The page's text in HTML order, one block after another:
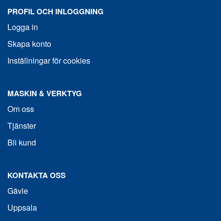
PROFIL OCH INLOGGNING
Logga in
Skapa konto
Inställningar för cookies
MASKIN & VERKTYG
Om oss
Tjänster
Bli kund
KONTAKTA OSS
Gävle
Uppsala